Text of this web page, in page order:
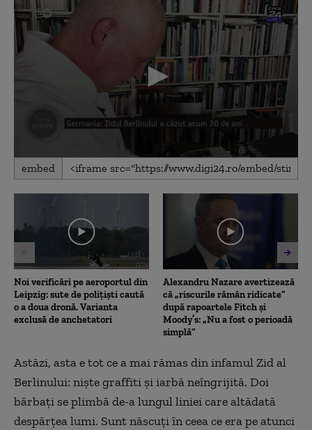
0
seconds
5
seconds
embed
Noi verificări pe aeroportul din
Leipzig: sute de polițiști caută
o a doua dronă. Varianta
exclusă de anchetatori
Alexandru Nazare avertizează
că „riscurile rămân ridicate”
după rapoartele Fitch și
Moody’s: „Nu a fost o perioadă
simplă”
Astăzi, asta e tot ce a mai rămas din infamul Zid al
Berlinului: nişte graffiti şi iarbă neîngrijită. Doi
bărbaţi se plimbă de-a lungul liniei care altădată
despărțea lumi. Sunt născuţi în ceea ce era pe atunci